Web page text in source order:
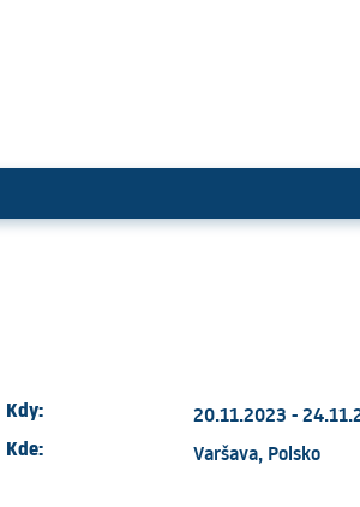
Kdy: 20.11.2023 -
Kde: Varšava, Polsko